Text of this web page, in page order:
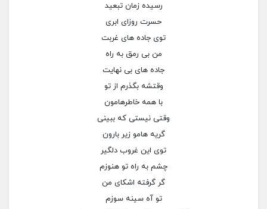
رسیده زمان تبعید
حسرت روزای ابری
توی جاده های غربت
من بی رمق به راه
جاده های بی نهایت
وقتشه بگذرم از تو
با همه خاطرهامون
وقتی نیستی که ببینی
گریه هامو زیر بارون
توی این غروب دلگیر
چشم به راه تو هنوزم
گر گرفته اشکای من
تو آه سینه سوزم